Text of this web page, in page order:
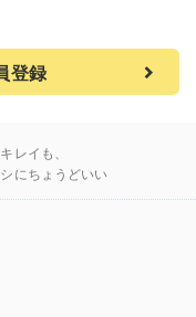
登録
レイも、
にちょうどいい